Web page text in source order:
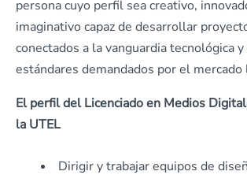
persona cuyo perfil sea creativo,
imaginativo capaz de desarrollar
conectados a la vanguardia tecnológica
estándares demandados por el mercado
El perfil del Licenciado en Medios
la UTEL
Dirigir y trabajar equipos de